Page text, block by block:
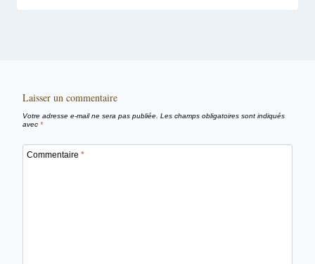
Laisser un commentaire
Votre adresse e-mail ne sera pas publiée. Les champs obligatoires sont indiqués
avec *
Commentaire *